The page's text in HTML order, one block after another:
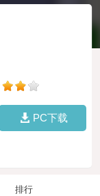
PC下载
排行